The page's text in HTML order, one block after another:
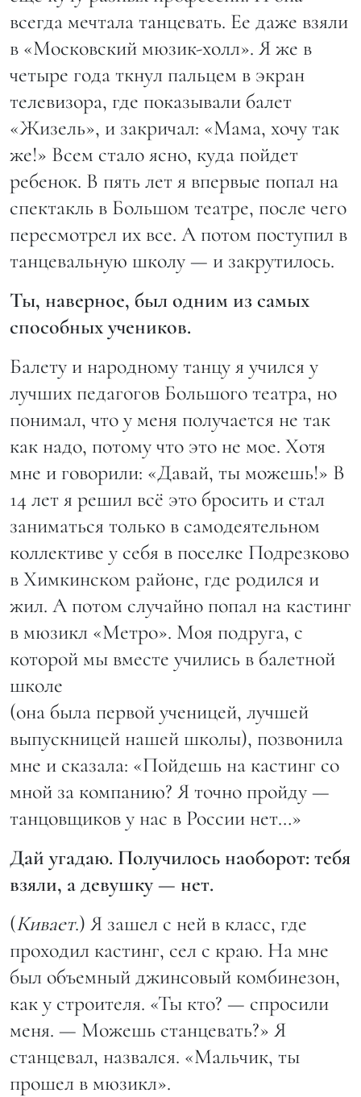
всегда мечтала танцевать. Ее даже взяли
в «Московский мюзик-холл». Я же в
четыре года ткнул пальцем в экран
телевизора, где показывали балет
«Жизель», и закричал: «Мама, хочу так
же!» Всем стало ясно, куда пойдет
ребенок. В пять лет я впервые попал на
спектакль в Большом театре, после чего
пересмотрел их все. А потом поступил в
танцевальную школу — и закрутилось.
Ты, наверное, был одним из самых
способных учеников.
Балету и народному танцу я учился у
лучших педагогов Большого театра, но
понимал, что у меня получается не так
как надо, потому что это не мое. Хотя
мне и говорили: «Давай, ты можешь!» В
14 лет я решил всё это бросить и стал
заниматься только в самодеятельном
коллективе у себя в поселке Подрезково
в Химкинском районе, где родился и
жил. А потом случайно попал на кастинг
в мюзикл «Метро». Моя подруга, с
которой мы вместе учились в балетной
школе
(она была первой ученицей, лучшей
выпускницей нашей школы), позвонила
мне и сказала: «Пойдешь на кастинг со
мной за компанию? Я точно пройду —
танцовщиков у нас в России нет…»
Дай угадаю. Получилось наоборот: тебя
взяли, а девушку — нет.
(Кивает.) Я зашел с ней в класс, где
проходил кастинг, сел с краю. На мне
был объемный джинсовый комбинезон,
как у строителя. «Ты кто? — спросили
меня. — Можешь станцевать?» Я
станцевал, назвался. «Мальчик, ты
прошел в мюзикл».